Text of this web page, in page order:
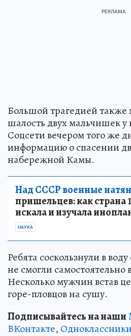
Большой трагедией также
шалость двух мальчишек
Соцсети вечером того же
информацию о спасении
набережной Камы.
Над СССР военные
пришельцев: как страна
искала и изучала
НАУКА
Ребята соскользнули в
не смогли самостоятельно
Несколько мужчин встав
горе-пловцов на сушу.
Подписывайтесь на наши
ВКонтакте, Одноклассники